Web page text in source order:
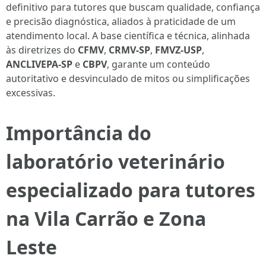
definitivo para tutores que buscam qualidade, confiança
e precisão diagnóstica, aliados à praticidade de um
atendimento local. A base científica e técnica, alinhada
às diretrizes do CFMV, CRMV-SP, FMVZ-USP,
ANCLIVEPA-SP e CBPV, garante um conteúdo
autoritativo e desvinculado de mitos ou simplificações
excessivas.
Importância do
laboratório veterinário
especializado para tutores
na Vila Carrão e Zona
Leste